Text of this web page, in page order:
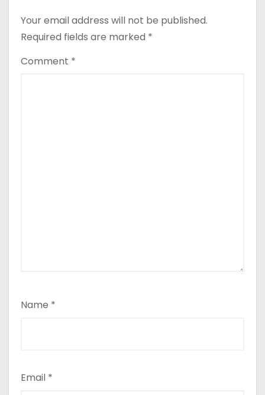
Your email address will not be published.
Required fields are marked *
Comment *
Name *
Email *